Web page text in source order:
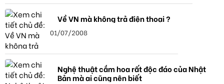
Về VN mà không trả điện thoại ?
01/07/2008
Nghệ thuật cắm hoa rất độc đáo của Nhật
Bản mà ai cũng nên biết